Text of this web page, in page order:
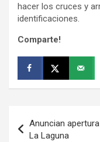
hacer los cruces y
identificaciones.
Comparte!
de
Anuncian
La Laguna